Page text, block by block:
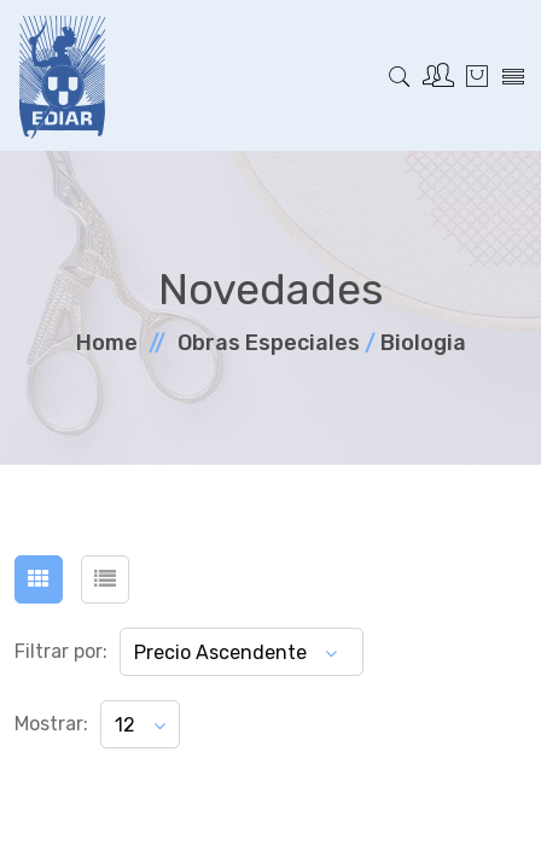
Novedades
Home Obras Especiales / Biologia
Filtrar por: Precio Ascendente
Mostrar: 12